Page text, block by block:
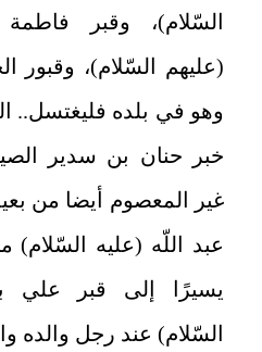
السّلام)، وقبر
(عليهم السّلام)، وقبور
خبر حنان بن سدير
غير المعصوم أيضا من
عبد اللّه (عليه السّلام)
يسيرًا إلى قبر علي
السّلام) عند رجل والده